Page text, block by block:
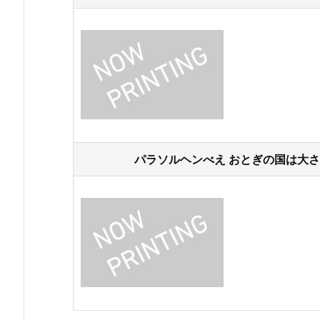
パラソルヘンべえ おとぎの国